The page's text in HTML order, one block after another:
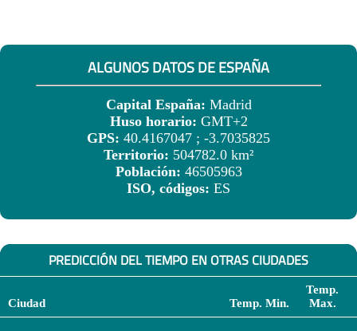
ALGUNOS DATOS DE ESPAÑA
Capital España: Madrid
Huso horario: GMT+2
GPS: 40.4167047 ; -3.7035825
Territorio: 504782.0 km²
Población: 46505963
ISO, códigos: ES
PREDICCIÓN DEL TIEMPO EN OTRAS CIUDADES
Ciudad Temp. Min.
Temp.
Max.